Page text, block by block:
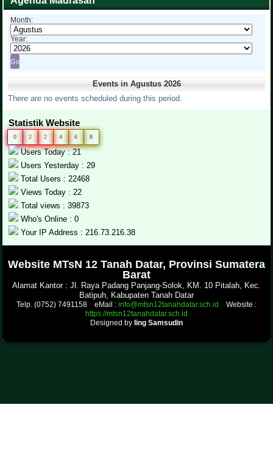
Month:
Year:
Events in Agustus 2026
There are no events scheduled during this period.
Statistik Website
0 2 2 4 6 8
Users Today : 21
Users Yesterday : 29
Total Users : 22468
Views Today : 22
Total views : 39873
Who's Online : 0
Your IP Address : 216.73.216.38
Website MTsN 12 Tanah Datar, Provinsi Sumatera
Barat
Alamat Kantor : Jl. Raya Padang Panjang-Solok, KM. 10 Pitalah, Kec.
Batipuh, Kabupaten Tanah Datar
Telp. (0752) 7491158 eMail : info@mtsn12tanahdatar.sch.id
Website :
https://mtsn12tanahdatar.sch.id
Designed by Iing Samsudin